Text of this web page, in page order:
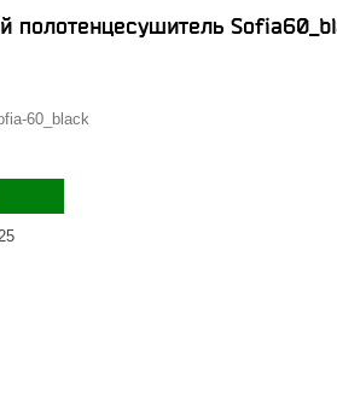
полотенцесушитель
60_black